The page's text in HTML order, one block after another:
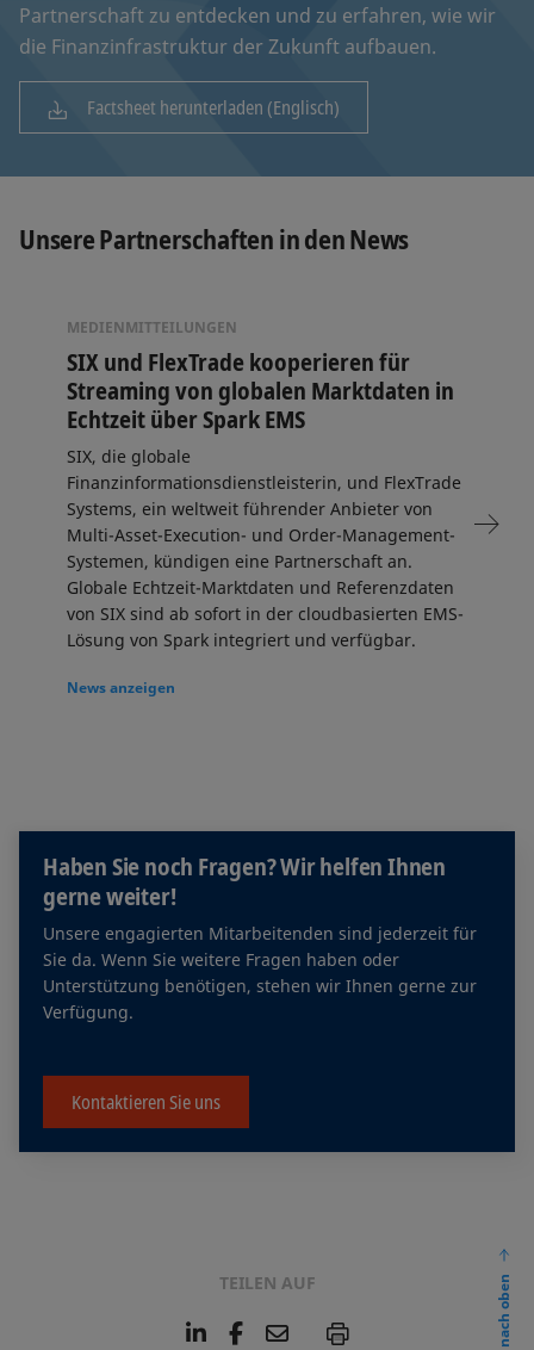
Partnerschaft zu entdecken und zu erfahren, wie wir
die Finanzinfrastruktur der Zukunft aufbauen.
Factsheet herunterladen (Englisch)
Unsere Partnerschaften in den News
MEDIENMITTEILUNGEN
SIX und FlexTrade kooperieren für
Streaming von globalen Marktdaten in
Echtzeit über Spark EMS
SIX, die globale
Finanzinformationsdienstleisterin, und FlexTrade
Systems, ein weltweit führender Anbieter von
Multi-Asset-Execution- und Order-Management-
Systemen, kündigen eine Partnerschaft an.
Globale Echtzeit-Marktdaten und Referenzdaten
von SIX sind ab sofort in der cloudbasierten EMS-
Lösung von Spark integriert und verfügbar.
News anzeigen
Haben Sie noch Fragen? Wir helfen Ihnen
gerne weiter!
Unsere engagierten Mitarbeitenden sind jederzeit für
Sie da. Wenn Sie weitere Fragen haben oder
Unterstützung benötigen, stehen wir Ihnen gerne zur
Verfügung.
Kontaktieren Sie uns
TEILEN AUF
L
F
E
P
nach oben